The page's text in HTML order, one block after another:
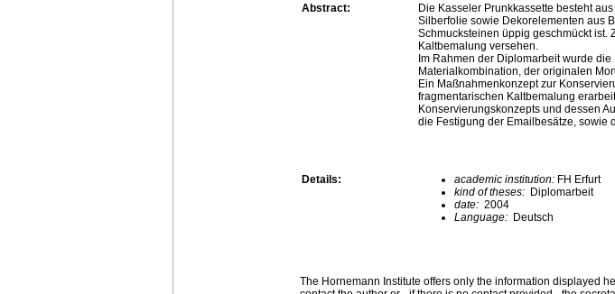
Abstract:
Die Kasseler Prunkkassette besteht
Silberfolie sowie Dekorelementen aus
Schmucksteinen üppig geschmückt ist.
Kaltbemalung versehen.
Im Rahmen der Diplomarbeit wurde
Materialkombination, der originalen
Ein Maßnahmenkonzept zur
fragmentarischen Kaltbemalung
Konservierungskonzepts und dessen
die Festigung der Emailbesätze, sowie
Details: academic institution: FH Erfurt
kind of theses: Diplomarbeit
date: 2004
Language: Deutsch
The Hornemann Institute offers only the information displayed